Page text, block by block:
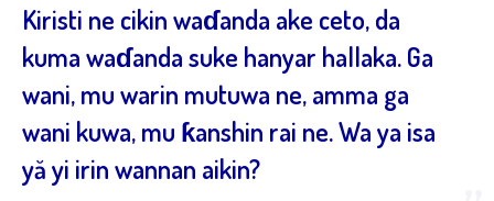
Kiristi ne cikin waɗanda ake ceto, da
kuma waɗanda suke hanyar hallaka. Ga
wani, mu warin mutuwa ne, amma ga
wani kuwa, mu ƙanshin rai ne. Wa ya isa
yă yi irin wannan aikin?